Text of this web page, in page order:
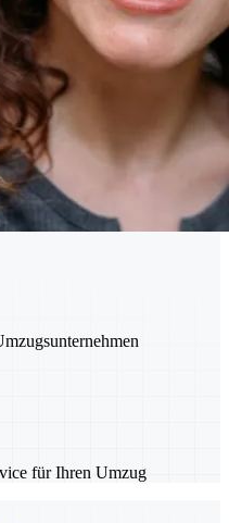
für Ihren Umzug